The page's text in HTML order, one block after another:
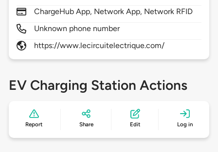
ChargeHub App, Network App, Network RFID
Unknown phone number
https://www.lecircuitelectrique.com/
EV Charging Station Actions
Report Share Edit Log in